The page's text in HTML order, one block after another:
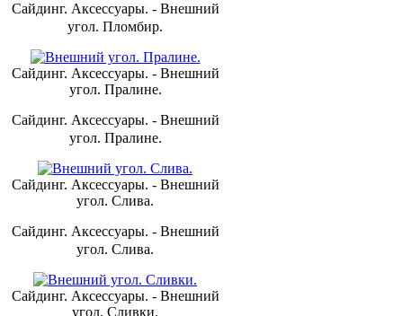
Сайдинг. Аксессуары. - Внешний
угол. Пломбир.
Сайдинг. Аксессуары. - Внешний
угол. Пралине.
Сайдинг. Аксессуары. - Внешний
угол. Пралине.
Сайдинг. Аксессуары. - Внешний
угол. Слива.
Сайдинг. Аксессуары. - Внешний
угол. Слива.
Сайдинг. Аксессуары. - Внешний
угол. Сливки.